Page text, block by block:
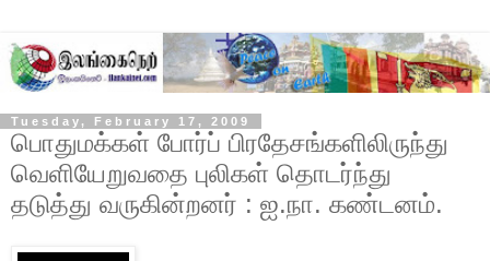
Tuesday, February 17, 2009
பொதுமக்கள் போர்ப் பிரதேசங்களிலிருந்து
வெளியேறுவதை புலிகள் தொடர்ந்து
தடுத்து வருகின்றனர் : ஐ.நா. கண்டனம்.